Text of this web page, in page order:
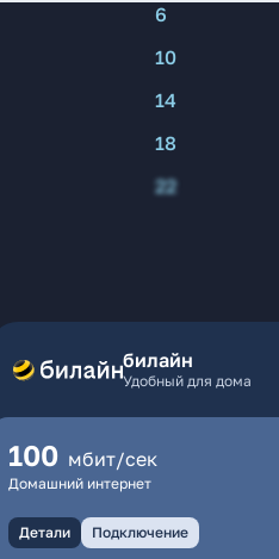
6
10
14
18
22
билайн
Удобный для дома
100 мбит/сек
Домашний интернет
Детали Подключение